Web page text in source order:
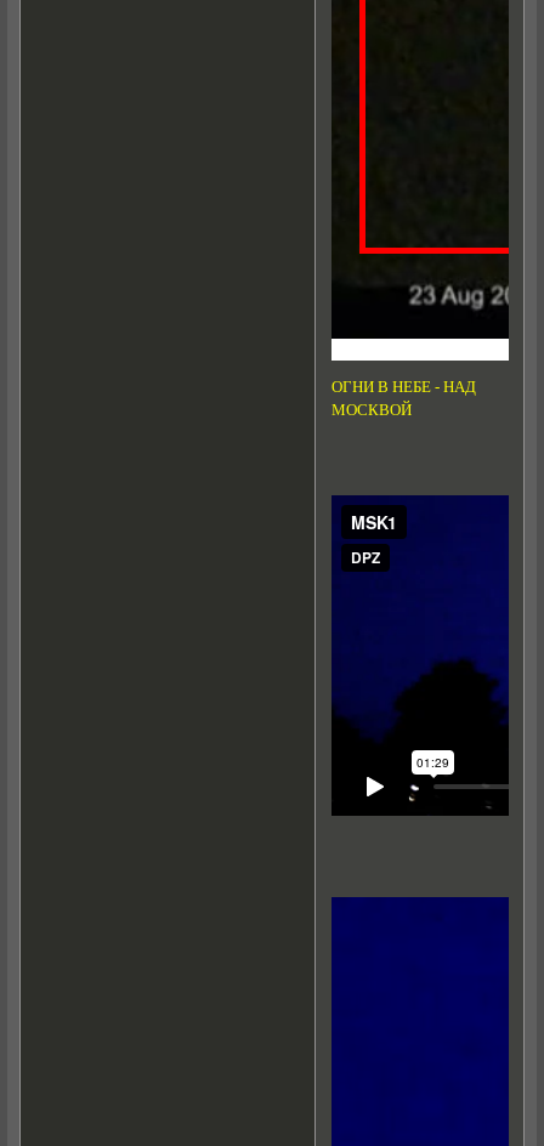
ОГНИ В НЕБЕ - НАД
МОСКВОЙ